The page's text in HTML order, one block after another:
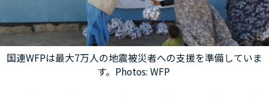
国連WFPは最大7万人の地震被災者への支援を準備していま
す。Photos: WFP